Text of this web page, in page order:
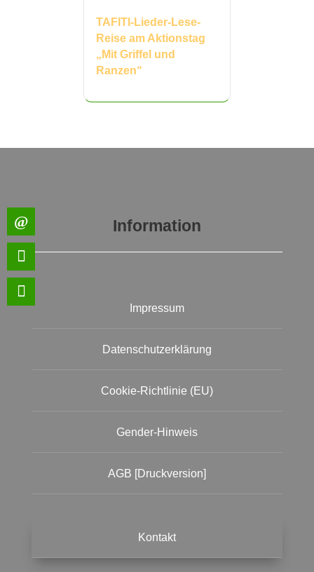
TAFITI-Lieder-Lese-
Reise am Aktionstag
„Mit Griffel und
Ranzen“
Information
Impressum
Datenschutzerklärung
Cookie-Richtlinie (EU)
Gender-Hinweis
AGB [Druckversion]
Kontakt